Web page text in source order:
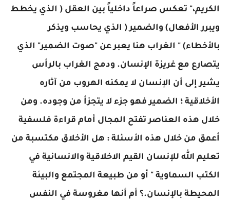
الكريم،" تعكس صراعاً داخلياً بين العقل ( الذي يخطط
ويبرر الأفعال) والضمير ( الذي يحاسب ويذكر
بالأخطاء) " الغراب هنا يعبر عن "صوت الضمير" الذي
يتصارع مع غريزة الإنسان. ودمج الغراب بالرأس
يشير إلى أن الإنسان لا يمكنه الهروب من آثاره
الأخلاقية ؛ الضمير فهو جزء لا يتجزأ من وجوده. ومن
خلال هذه العناصر تفتح المجال أمام قراءة فلسفية
أعمق من خلال هذه الأسئلة : هل الأخلاق مكتسبة من
تعليم الله للإنسان القيم الاخلاقية والانسانية في
الكتب السماوية " أو من طبيعة المجتمع والبيئة
المحيطة بالإنسان.؟ أم أنها مغروسة في النفس